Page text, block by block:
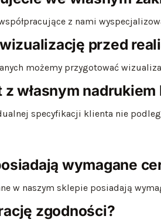
z nami
przed
możemy przygotować
własnym nadrukiem
specyfikacji klienta nie
wymagane
w naszym sklepie posiadają
zgodności?